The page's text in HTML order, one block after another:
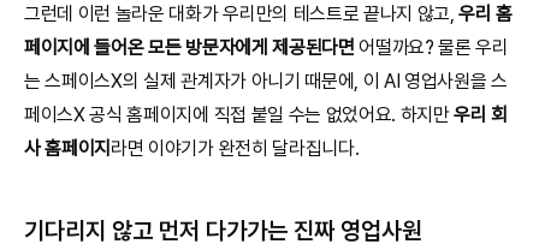
그런데 이런 놀라운 대화가 우리만의 테스트로 끝나지 않고, 우리 홈
페이지에 들어온 모든 방문자에게 제공된다면 어떨까요? 물론 우리
는 스페이스X의 실제 관계자가 아니기 때문에, 이 AI 영업사원을 스
페이스X 공식 홈페이지에 직접 붙일 수는 없었어요. 하지만 우리 회
사 홈페이지 라면 이야기가 완전히 달라집니다.
기다리지 않고 먼저 다가가는 진짜 영업사원